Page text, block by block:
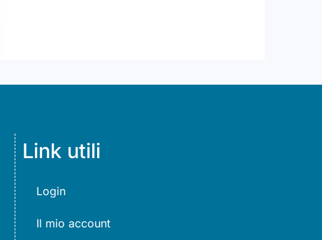
Link utili
Login
Il mio account